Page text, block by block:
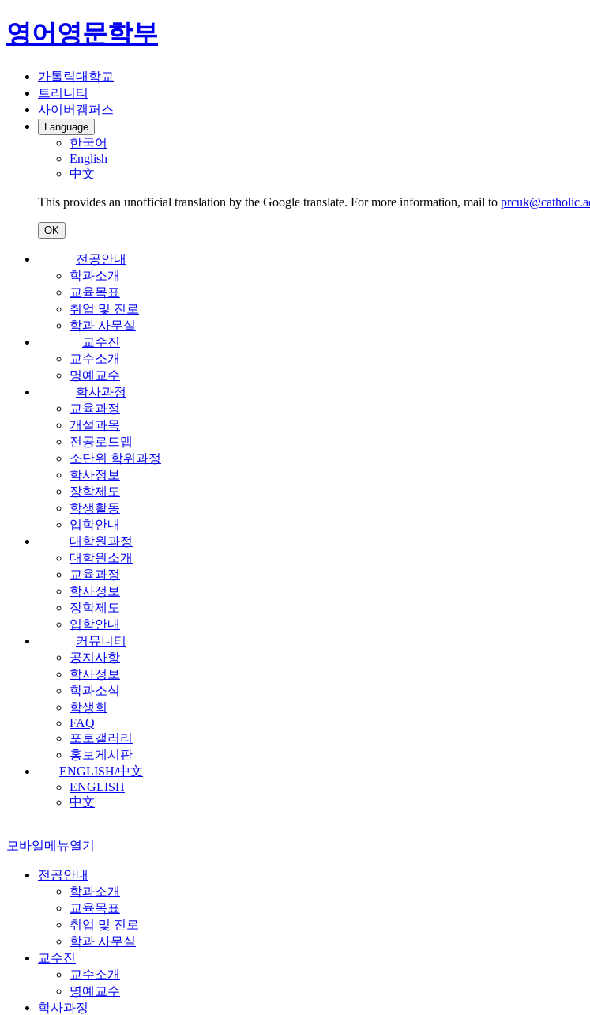
영어영문학부
가톨릭대학교
트리니티
사이버캠퍼스
Language
한국어
English
中文
This provides an unofficial translation by the Google translate. For more information, mail to
OK
전공안내
학과소개
교육목표
취업 및 진로
학과 사무실
교수진
교수소개
명예교수
학사과정
교육과정
개설과목
전공로드맵
소단위 학위과정
학사정보
장학제도
학생활동
입학안내
대학원과정
대학원소개
교육과정
학사정보
장학제도
입학안내
커뮤니티
공지사항
학사정보
학과소식
학생회
FAQ
포토갤러리
홍보게시판
ENGLISH/中文
ENGLISH
中文
모바일메뉴열기
전공안내
학과소개
교육목표
취업 및 진로
학과 사무실
교수진
교수소개
명예교수
학사과정